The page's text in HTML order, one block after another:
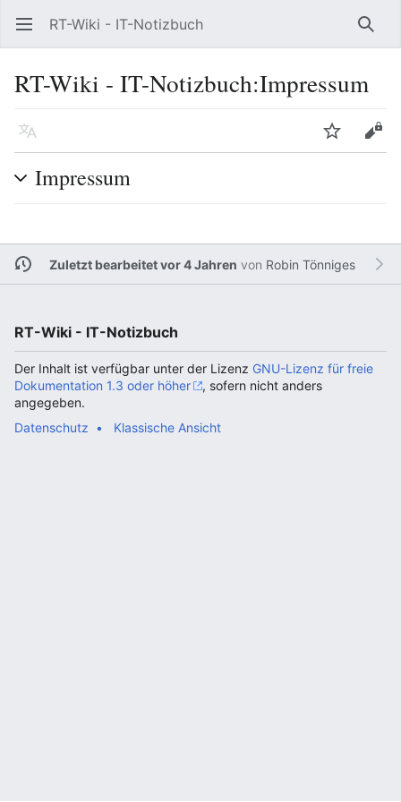
Hauptmenü öffnen RT-Wiki - IT-Notizbuch
RT-Wiki - IT-Notizbuch:Impressum
Sprache Beobachten Bearbeiten
Impressum
Zuletzt bearbeitet vor 4 Jahren von Robin Tönniges
RT-Wiki - IT-Notizbuch
Der Inhalt ist verfügbar unter der Lizenz GNU-Lizenz für freie
Dokumentation 1.3 oder höher
, sofern nicht anders
angegeben.
Datenschutz
Klassische Ansicht